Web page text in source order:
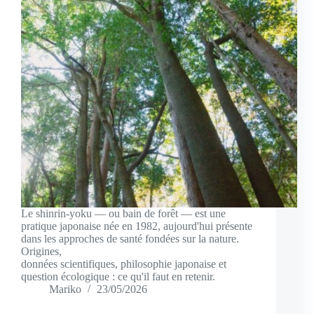
Le shinrin-yoku — ou bain de forêt — est une
pratique japonaise née en 1982, aujourd'hui présente
dans les approches de santé fondées sur la nature.
Origines,
données scientifiques, philosophie japonaise et
question écologique : ce qu'il faut en retenir.
Mariko
23/05/2026